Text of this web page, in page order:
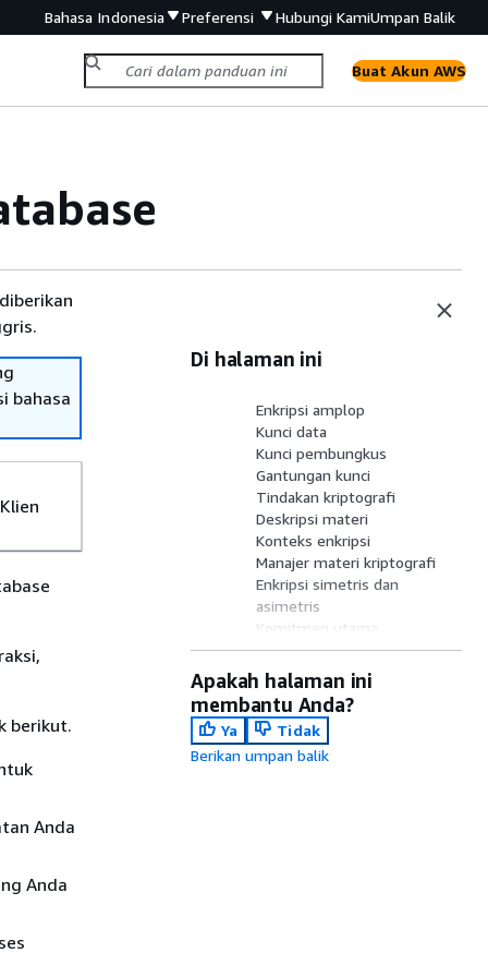
Bahasa Indonesia Preferensi Hubungi KamiUmpan Balik
Buat Akun AWS
bahasa
berikut.
Anda
Anda
Di halaman ini
Enkripsi amplop
Kunci data
Kunci pembungkus
Gantungan kunci
Tindakan kriptografi
Deskripsi materi
Konteks enkripsi
Manajer materi kriptografi
Enkripsi simetris dan
asimetris
Komitmen utama
Tanda tangan digital
Apakah halaman ini
membantu Anda?
Ya
Tidak
Berikan umpan balik